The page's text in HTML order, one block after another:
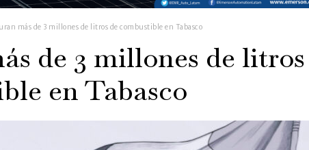
más de 3 millones de litros de combustible en Tabasco
de 3 millones de litros
en Tabasco